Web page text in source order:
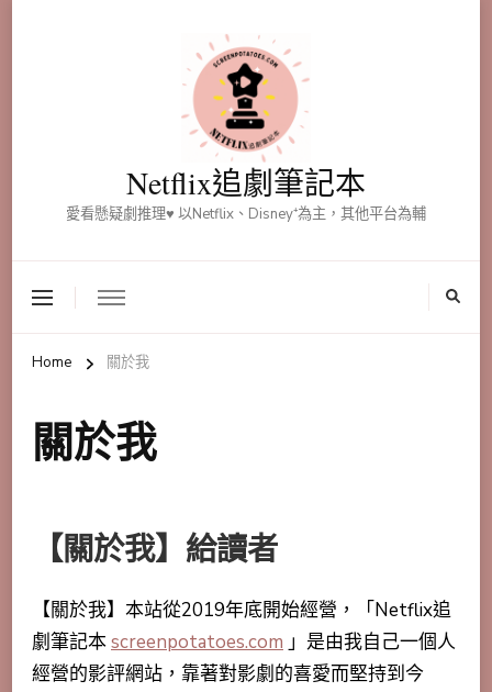
Netflix追劇筆記本
愛看懸疑劇推理♥ 以Netflix、Disney⁺為主，其他平台為輔
Home 關於我
關於我
【關於我】給讀者
【關於我】本站從2019年底開始經營，「Netflix追
劇筆記本screenpotatoes.com 」是由我自己一個人
經營的影評網站，靠著對影劇的喜愛而堅持到今